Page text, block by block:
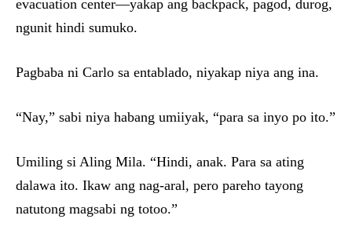
evacuation center—yakap ang backpack, pagod, durog,
ngunit hindi sumuko.
Pagbaba ni Carlo sa entablado, niyakap niya ang ina.
“Nay,” sabi niya habang umiiyak, “para sa inyo po ito.”
Umiling si Aling Mila. “Hindi, anak. Para sa ating
dalawa ito. Ikaw ang nag-aral, pero pareho tayong
natutong magsabi ng totoo.”